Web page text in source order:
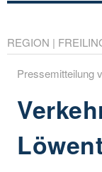
REGION |